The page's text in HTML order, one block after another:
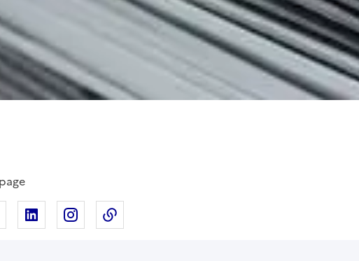
sur Facebook
Partager sur XPartager sur Linkedin
Partager sur Instagram